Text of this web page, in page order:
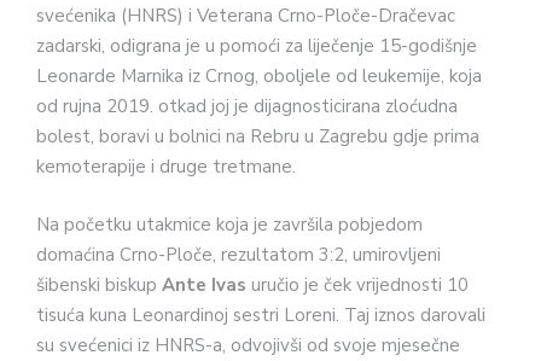
svećenika (HNRS) i Veterana Crno-Ploče-Dračevac
zadarski, odigrana je u pomoći za liječenje 15-godišnje
Leonarde Marnika iz Crnog, oboljele od leukemije, koja
od rujna 2019. otkad joj je dijagnosticirana zloćudna
bolest, boravi u bolnici na Rebru u Zagrebu gdje prima
kemoterapije i druge tretmane.
Na početku utakmice koja je završila pobjedom
domaćina Crno-Ploče, rezultatom 3:2, umirovljeni
šibenski biskup Ante Ivas uručio je ček vrijednosti 10
tisuća kuna Leonardinoj sestri Loreni. Taj iznos darovali
su svećenici iz HNRS-a, odvojivši od svoje mjesečne